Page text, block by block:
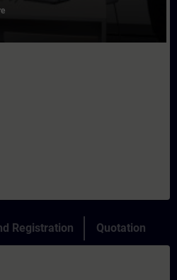
Registration Quotation